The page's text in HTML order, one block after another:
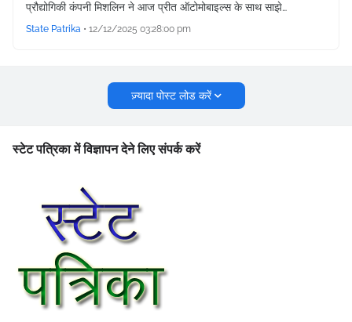
प्रौद्योगिकी कंपनी मिशलिन ने आज प्रीत ऑटोमोबाइल्स के साथ साझे…
State Patrika • 12/12/2025 03:28:00 pm
ज़्यादा पोस्ट लोड करें
स्टेट पत्रिका में विज्ञापन देने लिए संपर्क करें